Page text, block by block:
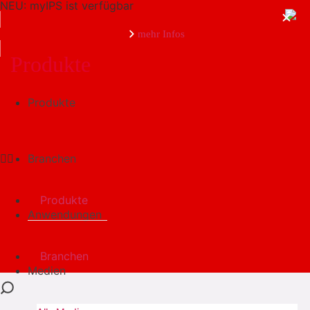
NEU: myIPS ist verfügbar
mehr Infos
Produkte
Branchen
Anwendungen
Medien
Produkte
Branchen
Produkte